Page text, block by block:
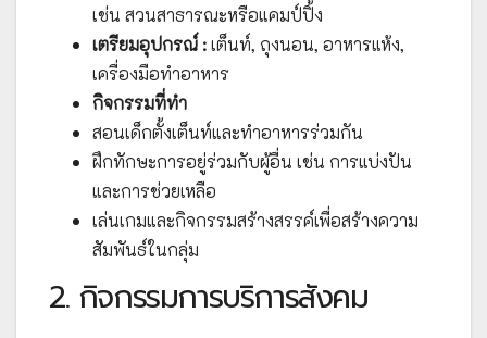
เช่น สวนสาธารณะหรือแคมป์ปิ้ง
เตรียมอุปกรณ์ :เต็นท์, ถุงนอน, อาหารแห้ง,
เครื่องมือทำอาหาร
กิจกรรมที่ทำ
สอนเด็กตั้งเต็นท์และทำอาหารร่วมกัน
ฝึกทักษะการอยู่ร่วมกับผู้อื่น เช่น การแบ่งปัน
และการช่วยเหลือ
เล่นเกมและกิจกรรมสร้างสรรค์เพื่อสร้างความ
สัมพันธ์ในกลุ่ม
2. กิจกรรมการบริการสังคม